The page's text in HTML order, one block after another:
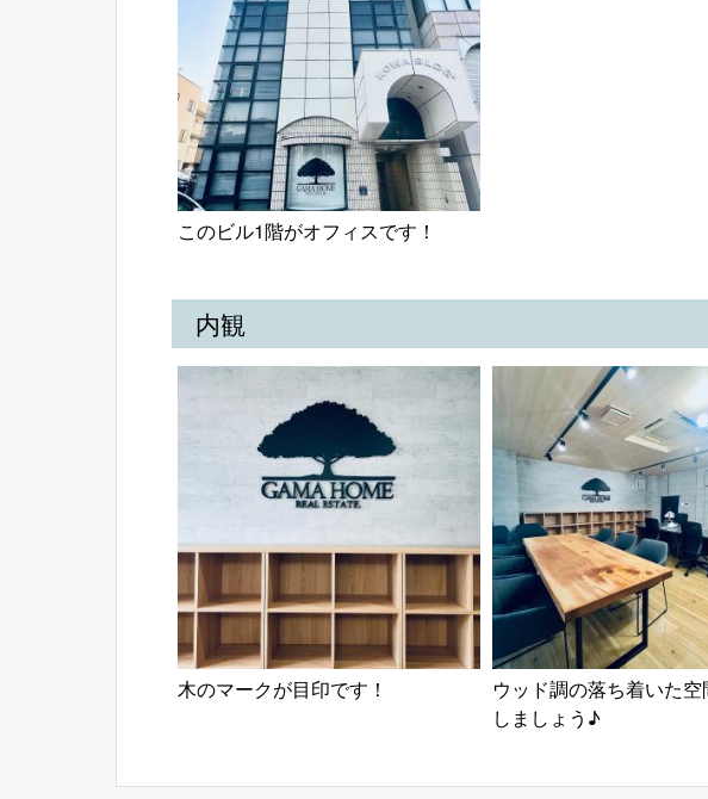
このビル1階がオフィスです！
内観
木のマークが目印です！
ウッド調の落ち着いた
しましょう♪